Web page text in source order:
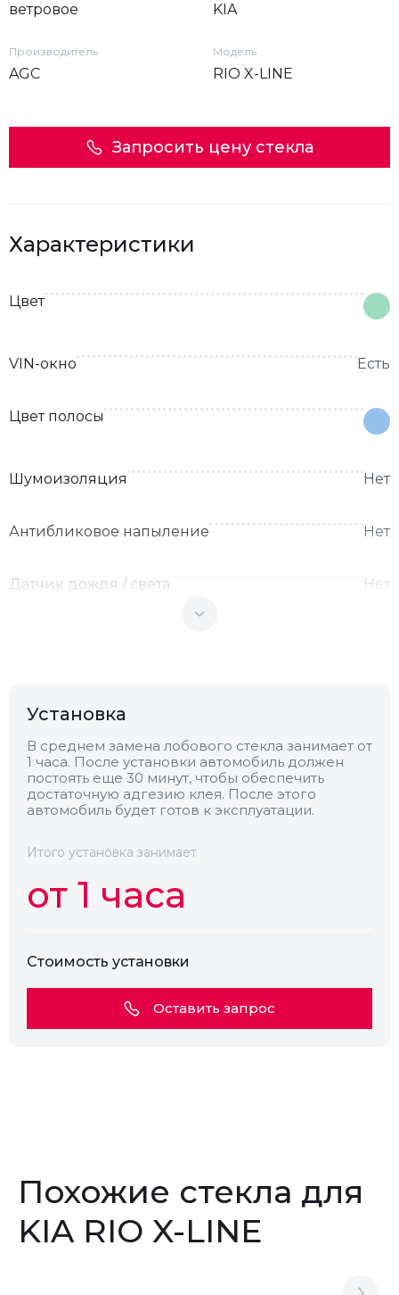
ветровое KIA
Производитель
AGC
Модель
RIO X-LINE
Запросить цену стекла
Характеристики
Цвет
VIN-окно Есть
Цвет полосы
Шумоизоляция Нет
Антибликовое напыление Нет
Датчик дождя / света Нет
Теплопоглощающее Нет
Обогрев
Камера
Установка
В среднем замена лобового стекла занимает от
1 часа. После установки автомобиль должен
постоять еще 30 минут, чтобы обеспечить
достаточную адгезию клея. После этого
автомобиль будет готов к эксплуатации.
Итого установка занимает
от 1 часа
Стоимость установки
Оставить запрос
Похожие стекла для
KIA RIO X-LINE